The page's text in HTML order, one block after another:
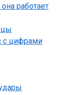
работает
с цифрами